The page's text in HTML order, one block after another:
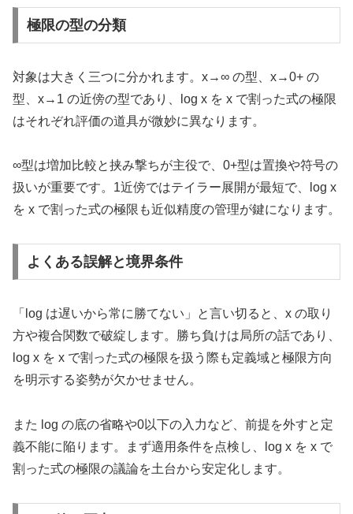
極限の型の分類
対象は大きく三つに分かれます。x→∞ の型、x→0+ の
型、x→1 の近傍の型であり、log x を x で割った式の極限
はそれぞれ評価の道具が微妙に異なります。
∞型は増加比較と挟み撃ちが主役で、0+型は置換や符号の
扱いが重要です。1近傍ではテイラー展開が最短で、log x
を x で割った式の極限も近似精度の管理が鍵になります。
よくある誤解と境界条件
「log は遅いから常に勝てない」と言い切ると、x の取り
方や複合関数で破綻します。勝ち負けは局所の話であり、
log x を x で割った式の極限を扱う際も定義域と極限方向
を明示する姿勢が欠かせません。
また log の底の省略や0以下の入力など、前提を外すと定
義不能に陥ります。まず適用条件を点検し、log x を x で
割った式の極限の議論を土台から安定化します。